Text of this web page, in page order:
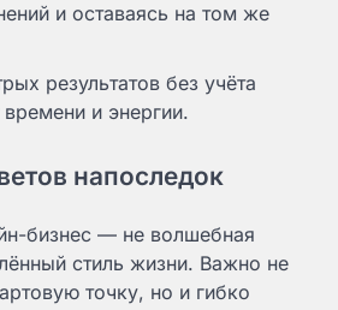
и оставаясь на том же
результатов без учёта
и энергии.
напоследок
бизнес — не волшебная
стиль жизни. Важно не
точку, но и гибко